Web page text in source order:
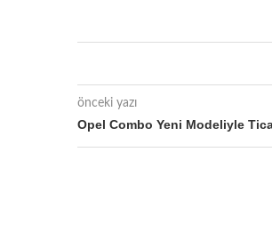
önceki yazı
Opel Combo Yeni Modeliyle